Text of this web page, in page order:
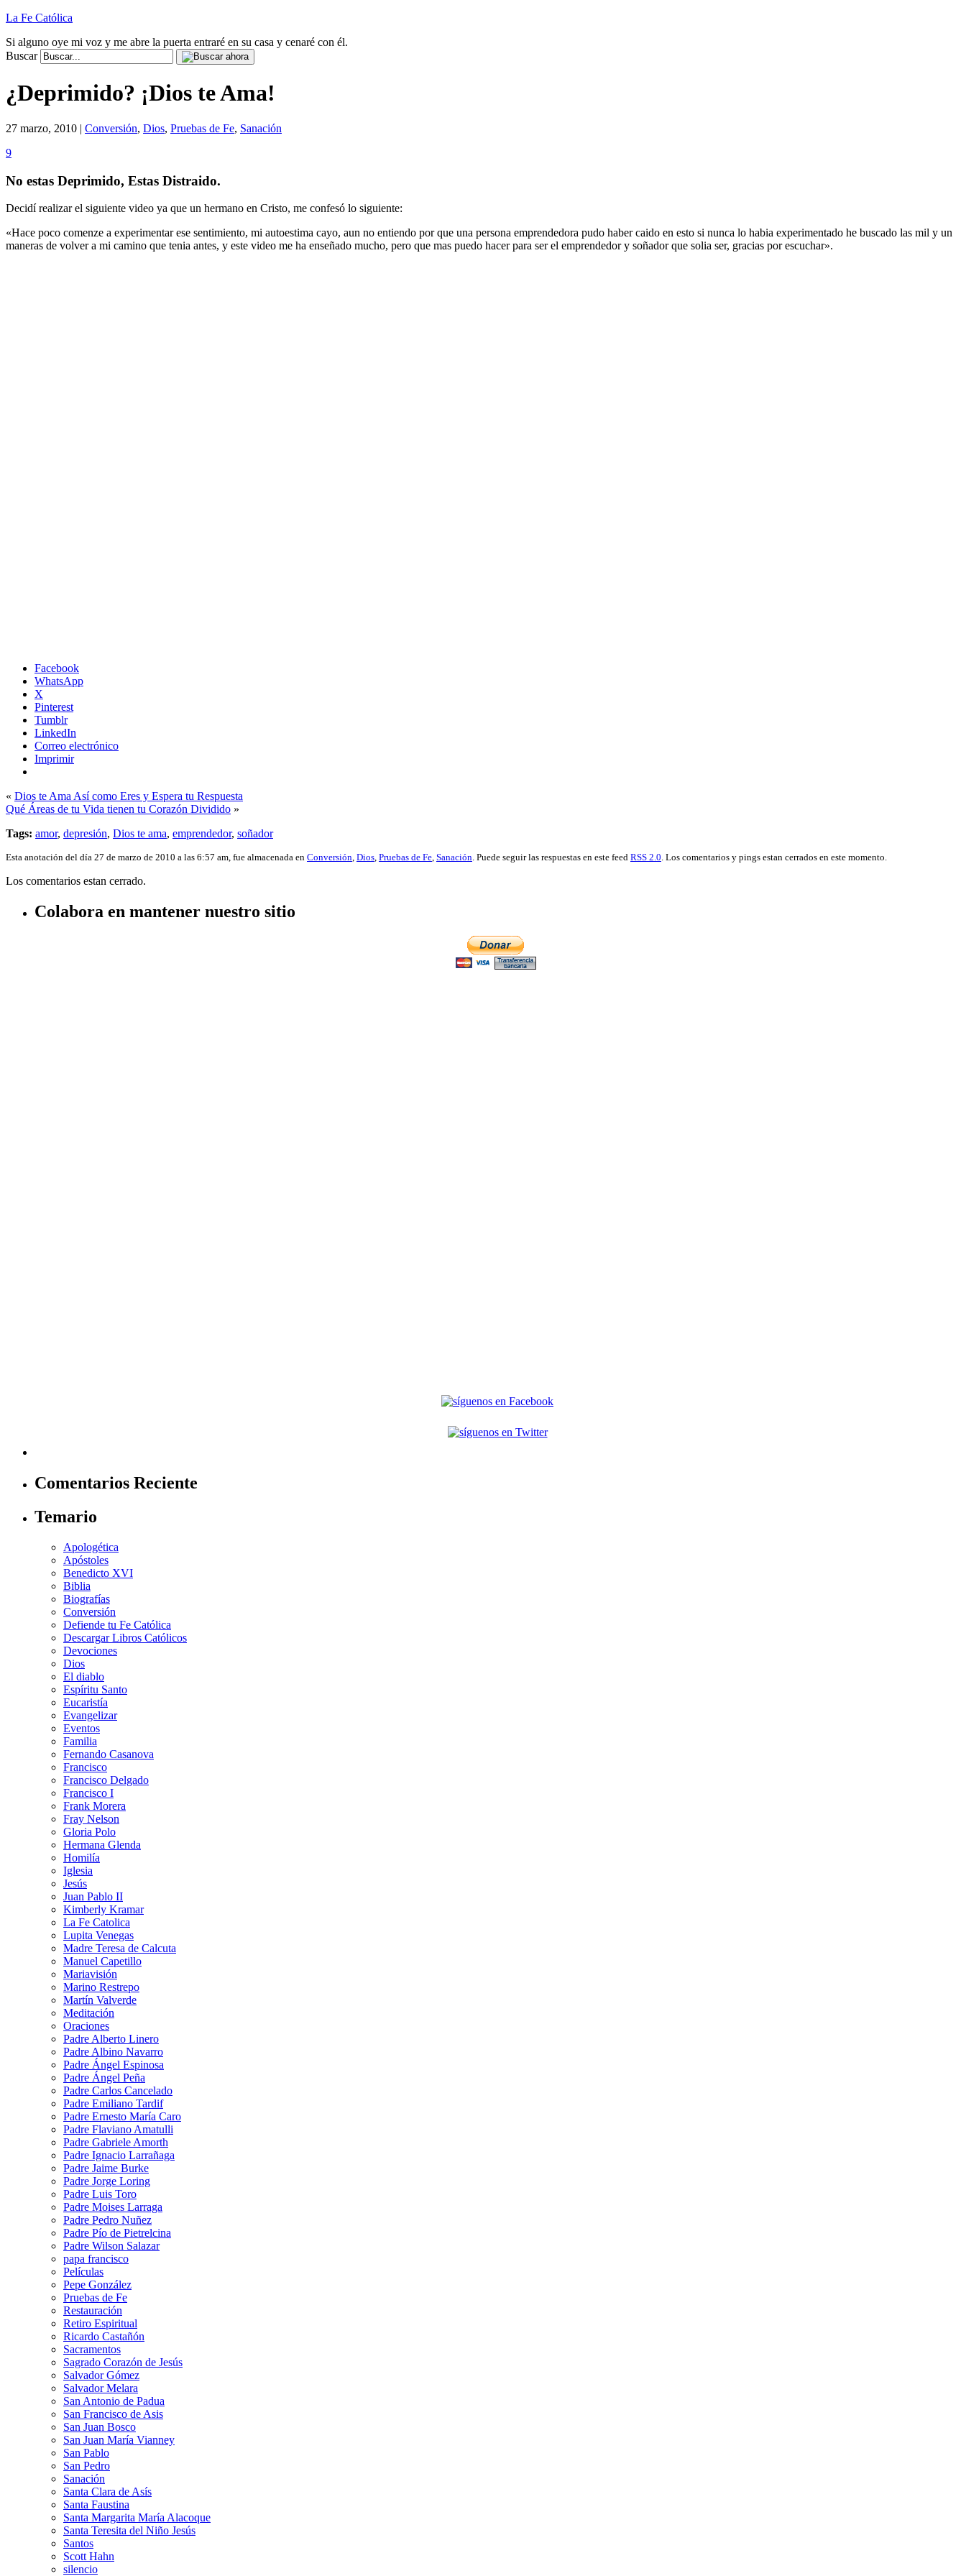
La Fe Católica
Si alguno oye mi voz y me abre la puerta entraré en su casa y cenaré con él.
Buscar
¿Deprimido? ¡Dios te Ama!
27 marzo, 2010 | Conversión, Dios, Pruebas de Fe, Sanación
9
No estas Deprimido, Estas Distraido.
Decidí realizar el siguiente video ya que un hermano en Cristo, me confesó lo siguiente:
«Hace poco comenze a experimentar ese sentimiento, mi autoestima cayo, aun no entiendo por que una persona emprendedora pudo haber caido en esto si nunca lo habia experimentado he buscado las mil y un
maneras de volver a mi camino que tenia antes, y este video me ha enseñado mucho, pero que mas puedo hacer para ser el emprendedor y soñador que solia ser, gracias por escuchar».
Facebook
WhatsApp
X
Pinterest
Tumblr
LinkedIn
Correo electrónico
Imprimir
« Dios te Ama Así como Eres y Espera tu Respuesta
Qué Áreas de tu Vida tienen tu Corazón Dividido »
Tags: amor, depresión, Dios te ama, emprendedor, soñador
Esta anotación del día 27 de marzo de 2010 a las 6:57 am, fue almacenada en Conversión, Dios, Pruebas de Fe, Sanación. Puede seguir las respuestas en este feed RSS 2.0. Los comentarios y pings estan cerrados en este momento.
Los comentarios estan cerrado.
Colabora en mantener nuestro sitio
Comentarios Reciente
Temario
Apologética
Apóstoles
Benedicto XVI
Biblia
Biografías
Conversión
Defiende tu Fe Católica
Descargar Libros Católicos
Devociones
Dios
El diablo
Espíritu Santo
Eucaristía
Evangelizar
Eventos
Familia
Fernando Casanova
Francisco
Francisco Delgado
Francisco I
Frank Morera
Fray Nelson
Gloria Polo
Hermana Glenda
Homilía
Iglesia
Jesús
Juan Pablo II
Kimberly Kramar
La Fe Catolica
Lupita Venegas
Madre Teresa de Calcuta
Manuel Capetillo
Mariavisión
Marino Restrepo
Martín Valverde
Meditación
Oraciones
Padre Alberto Linero
Padre Albino Navarro
Padre Ángel Espinosa
Padre Ángel Peña
Padre Carlos Cancelado
Padre Emiliano Tardif
Padre Ernesto María Caro
Padre Flaviano Amatulli
Padre Gabriele Amorth
Padre Ignacio Larrañaga
Padre Jaime Burke
Padre Jorge Loring
Padre Luis Toro
Padre Moises Larraga
Padre Pedro Nuñez
Padre Pío de Pietrelcina
Padre Wilson Salazar
papa francisco
Películas
Pepe González
Pruebas de Fe
Restauración
Retiro Espiritual
Ricardo Castañón
Sacramentos
Sagrado Corazón de Jesús
Salvador Gómez
Salvador Melara
San Antonio de Padua
San Francisco de Asis
San Juan Bosco
San Juan María Vianney
San Pablo
San Pedro
Sanación
Santa Clara de Asís
Santa Faustina
Santa Margarita María Alacoque
Santa Teresita del Niño Jesús
Santos
Scott Hahn
silencio